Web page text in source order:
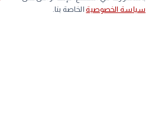
الصنف
الرئيسية استكشف سياسة الخصوصية الخاصة بنا.